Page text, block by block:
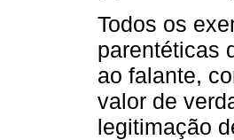
Todos os
parentéticas
ao falante,
valor de
legitimação